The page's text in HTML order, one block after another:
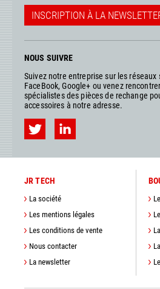
INSCRIPTION À LA
NOUS SUIVRE
Suivez notre entreprise sur les réseaux
FaceBook, Google+ ou venez
spécialistes des pièces de rechange
accessoires à notre adresse.
JR TECH
La société
Les mentions légales
Les conditions de vente
Nous contacter
La newsletter